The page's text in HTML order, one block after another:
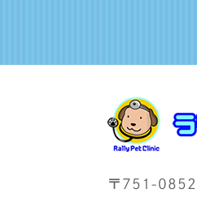
〒751-0852